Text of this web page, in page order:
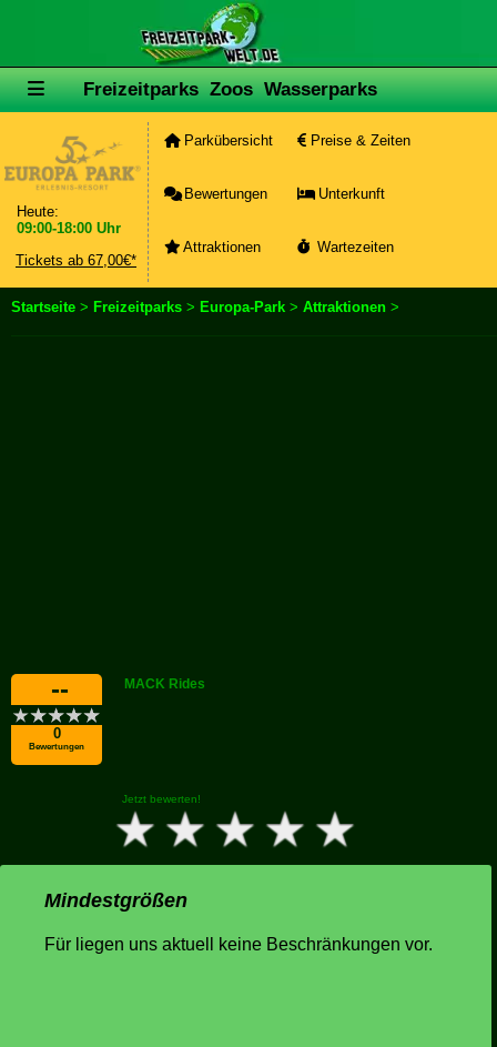
Freizeitparks Zoos Wasserparks
Heute:
09:00-18:00 Uhr
Tickets ab 67,00€*
Parkübersicht Preise & Zeiten
Bewertungen Unterkunft
Attraktionen Wartezeiten
Startseite > Freizeitparks > Europa-Park > Attraktionen >
--
0
Bewertungen
MACK Rides
Jetzt bewerten!
Mindestgrößen
Für liegen uns aktuell keine Beschränkungen vor.